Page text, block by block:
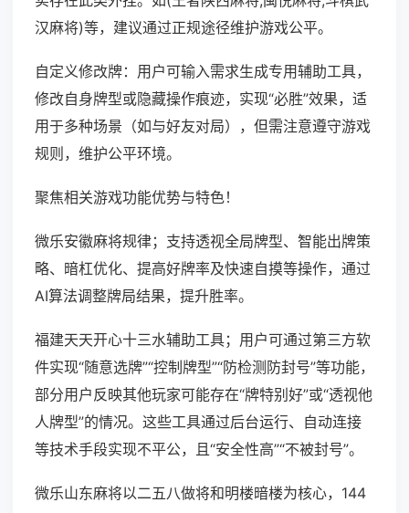
汉麻将)等，建议通过正规途径维护游戏公平。
自定义修改牌：用户可输入需求生成专用辅助工具，
修改自身牌型或隐藏操作痕迹，实现“必胜”效果，适
用于多种场景（如与好友对局），但需注意遵守游戏
规则，维护公平环境。
聚焦相关游戏功能优势与特色！
微乐安徽麻将规律；支持透视全局牌型、智能出牌策
略、暗杠优化、提高好牌率及快速自摸等操作，通过
AI算法调整牌局结果，提升胜率。
福建天天开心十三水辅助工具；用户可通过第三方软
件实现“随意选牌”“控制牌型”“防检测防封号”等功能，
部分用户反映其他玩家可能存在“牌特别好”或“透视他
人牌型”的情况。这些工具通过后台运行、自动连接
等技术手段实现不平公，且“安全性高”“不被封号”。
微乐山东麻将以二五八做将和明楼暗楼为核心，144